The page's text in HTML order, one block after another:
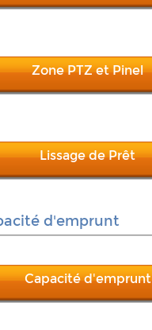
Zone PTZ et Pinel
Lissage de Prêt
d'emprunt
Capacité d'emprunt